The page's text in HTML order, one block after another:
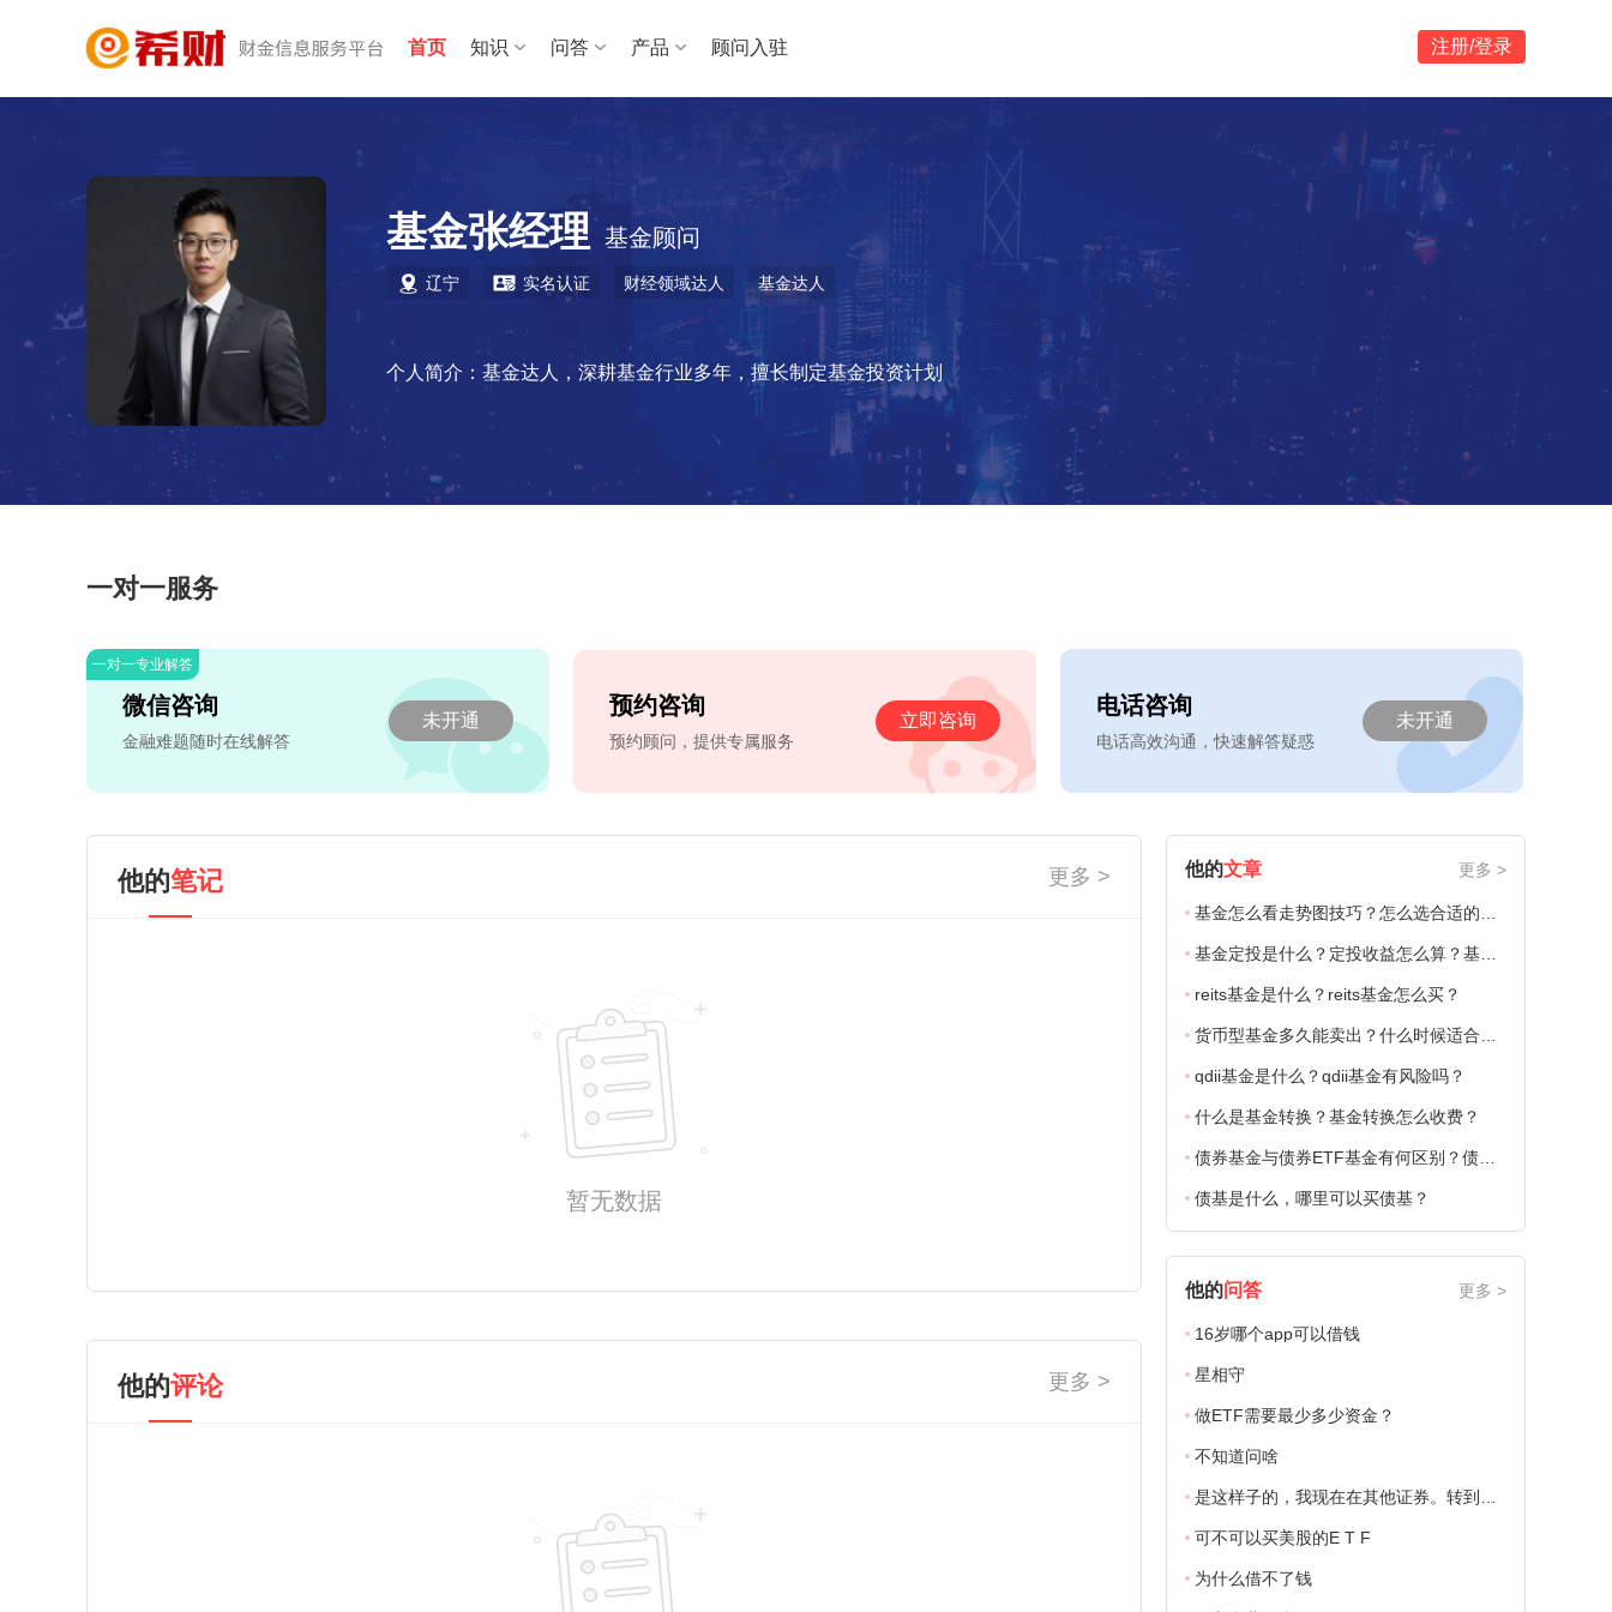
首页 知识 问答 产品 顾问入驻 注册/登录
基金张经理 基金顾问
辽宁 实名认证 财经领域达人 基金达人
个人简介：基金达人，深耕基金行业多年，擅长制定基金投资计划
一对一服务
微信咨询
金融难题随时在线解答
未开通
一对一专业解答
预约咨询
预约顾问，提供专属服务
立即咨询
电话咨询
电话高效沟通，快速解答疑惑
未开通
他的笔记 更多 >
暂无数据
他的评论 更多 >
他的文章 更多 >
基金怎么看走势图技巧？怎么选合适的买卖时机？
基金定投是什么？定投收益怎么算？基金定投的正确方法和技巧！
reits基金是什么？reits基金怎么买？
货币型基金多久能卖出？什么时候适合买入？
qdii基金是什么？qdii基金有风险吗？
什么是基金转换？基金转换怎么收费？
债券基金与债券ETF基金有何区别？债券基金种类有哪些？
债基是什么，哪里可以买债基？
他的问答 更多 >
16岁哪个app可以借钱
星相守
做ETF需要最少多少资金？
不知道问啥
是这样子的，我现在在其他证券。转到你这边，你这边融资融券可以
可不可以买美股的E T F
为什么借不了钱